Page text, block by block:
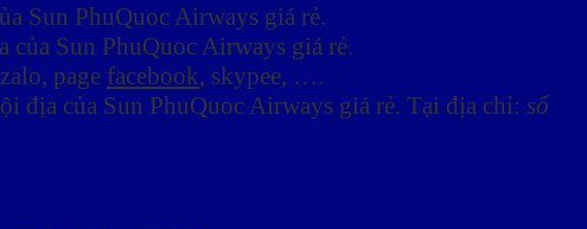
Sun PhuQuoc Airways giá rẻ.
của Sun PhuQuoc Airways giá rẻ.
page facebook, skypee, ….
địa của Sun PhuQuoc Airways giá rẻ. Tại địa chỉ: số